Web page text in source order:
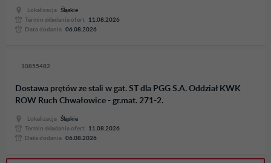
Lokalizacja
Śląskie
Termin skladania ofert
11.08.2026
Data dodania
06.08.2026
10855482
Dostawa prętów ze stali w gat. ST dla PGG S.A. Oddział KWK
ROW Ruch Chwałowice - gr.mat. 271-2.
Lokalizacja
Śląskie
Termin skladania ofert
11.08.2026
Data dodania
06.08.2026